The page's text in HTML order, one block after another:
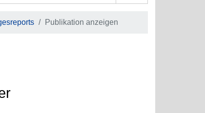
Publikation anzeigen